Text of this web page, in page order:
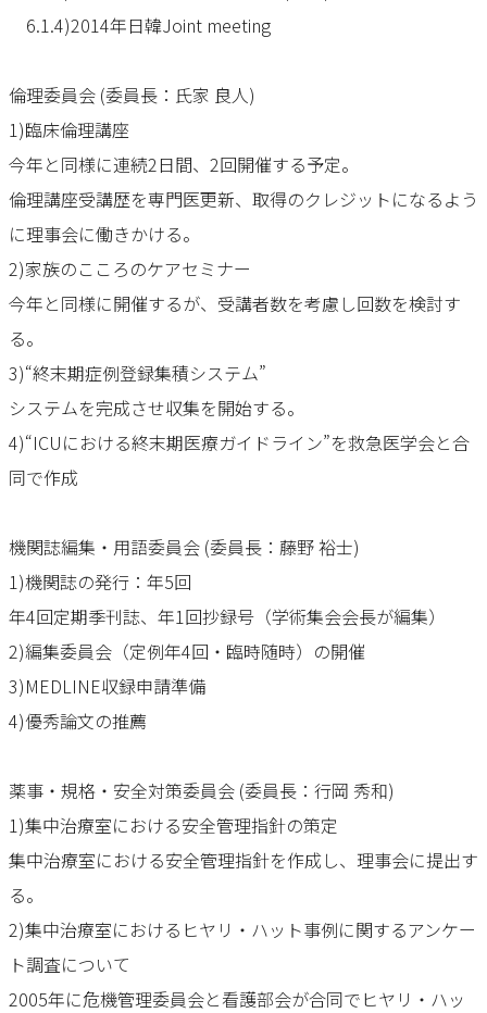
6.1.4)2014年日韓Joint meeting
倫理委員会 (委員長：氏家 良人)
1)臨床倫理講座
今年と同様に連続2日間、2回開催する予定。
倫理講座受講歴を専門医更新、取得のクレジットになるよう
に理事会に働きかける。
2)家族のこころのケアセミナー
今年と同様に開催するが、受講者数を考慮し回数を検討す
る。
3)“終末期症例登録集積システム”
システムを完成させ収集を開始する。
4)“ICUにおける終末期医療ガイドライン”を救急医学会と合
同で作成
機関誌編集・用語委員会 (委員長：藤野 裕士)
1)機関誌の発行：年5回
年4回定期季刊誌、年1回抄録号（学術集会会長が編集）
2)編集委員会（定例年4回・臨時随時）の開催
3)MEDLINE収録申請準備
4)優秀論文の推薦
薬事・規格・安全対策委員会 (委員長：行岡 秀和)
1)集中治療室における安全管理指針の策定
集中治療室における安全管理指針を作成し、理事会に提出す
る。
2)集中治療室におけるヒヤリ・ハット事例に関するアンケー
ト調査について
2005年に危機管理委員会と看護部会が合同でヒヤリ・ハッ